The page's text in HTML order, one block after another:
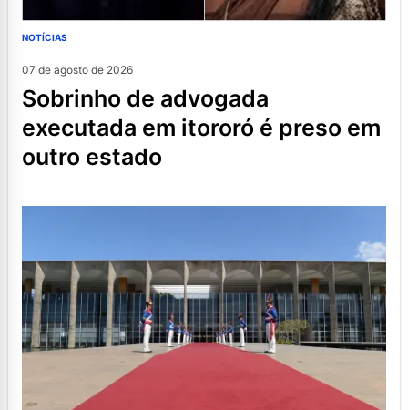
NOTÍCIAS
07 de agosto de 2026
sobrinho de advogada
executada em itororó é preso em
outro estado